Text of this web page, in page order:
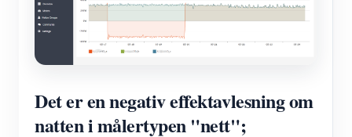
Det er en negativ effektavlesning om
natten i målertypen "nett";